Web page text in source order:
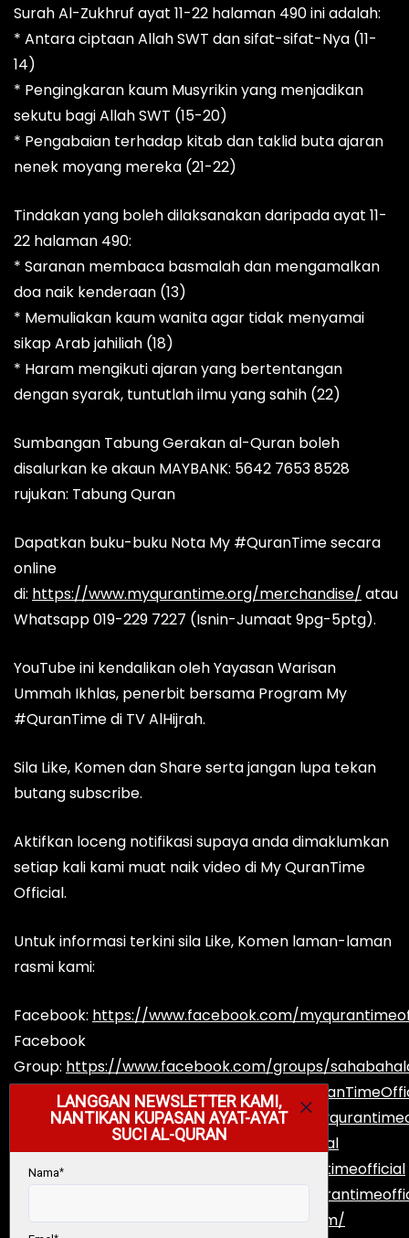
Surah Al-Zukhruf ayat 11-22 halaman 490 ini adalah:
* Antara ciptaan Allah SWT dan sifat-sifat-Nya (11-
14)
* Pengingkaran kaum Musyrikin yang menjadikan
sekutu bagi Allah SWT (15-20)
* Pengabaian terhadap kitab dan taklid buta ajaran
nenek moyang mereka (21-22)
Tindakan yang boleh dilaksanakan daripada ayat 11-
22 halaman 490:
* Saranan membaca basmalah dan mengamalkan
doa naik kenderaan (13)
* Memuliakan kaum wanita agar tidak menyamai
sikap Arab jahiliah (18)
* Haram mengikuti ajaran yang bertentangan
dengan syarak, tuntutlah ilmu yang sahih (22)
Sumbangan Tabung Gerakan al-Quran boleh
disalurkan ke akaun MAYBANK: 5642 7653 8528
rujukan: Tabung Quran
Dapatkan buku-buku Nota My #QuranTime secara
online
di: https://www.myqurantime.org/merchandise/ atau
Whatsapp 019-229 7227 (Isnin-Jumaat 9pg-5ptg).
YouTube ini kendalikan oleh Yayasan Warisan
Ummah Ikhlas, penerbit bersama Program My
#QuranTime di TV AlHijrah.
Sila Like, Komen dan Share serta jangan lupa tekan
butang subscribe.
Aktifkan loceng notifikasi supaya anda dimaklumkan
setiap kali kami muat naik video di My QuranTime
Official.
Untuk informasi terkini sila Like, Komen laman-laman
rasmi kami:
Facebook: https://www.facebook.com/
Facebook
Group: https://www.facebook.com/groups/
YouTube:https://www.youtube.com/
Instagram:https://www.instagram.com/
https://t.me/MyQuranTimeOfficial
TikTok:
https://www.tiktok.com/@myqurantimeofficial
https://www.reddit.com/user/
Podcast:https://myqurantime.podbean.com/